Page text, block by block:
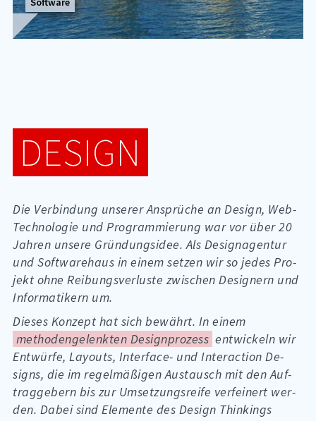
DE­SIGN
Die Ver­bin­dung un­se­rer An­sprü­che an De­sign, Web-
Tech­no­lo­gie und Pro­gram­mie­rung war vor über 20
Jah­ren un­se­re Grün­dungs­idee. Als De­si­gnagen­tur
und Soft­ware­haus in ei­nem set­zen wir so je­des Pro­
jekt ohne Rei­bungs­ver­lus­te zwi­schen De­si­gnern und
In­for­ma­ti­kern um.
Die­ses Kon­zept hat sich be­währt. In ei­nem
methodengelenkten Designprozess ent­wi­ckeln wir
Ent­wür­fe, Lay­outs, In­ter­face- und In­ter­ac­tion De­
signs, die im re­gel­mä­ßi­gen Aus­tausch mit den Auf­
trag­ge­bern bis zur Um­set­zungs­rei­fe ver­fei­nert wer­
den. Da­bei sind Ele­men­te des De­sign Thin­kings